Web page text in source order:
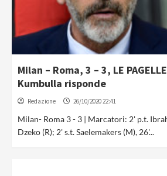
Milan – Roma, 3 – 3, LE
Kumbulla risponde
Redazione 26/10/2020 22:41
Milan- Roma 3 - 3 | Marcatori: 2' p.t.
Dzeko (R); 2' s.t. Saelemakers (M), 26'...